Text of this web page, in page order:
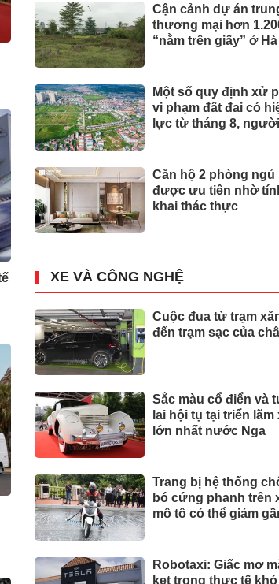
Cận cảnh dự án
thương mại hơn
“nằm trên giấy” ở
Một số quy định xử
vi phạm đất đai có
lực từ tháng 8,
Căn hộ 2 phòng ngủ
được ưu tiên nhờ
khai thác thực
XE VÀ CÔNG NGHỆ
Cuộc đua từ trạm
đến trạm sạc của
Sắc màu cổ điển và
lai hội tụ tại triển lãm
lớn nhất nước Nga
Trang bị hệ thống
bó cứng phanh trên
mô tô có thể giảm
Robotaxi: Giấc mơ
kẹt trong thực tế khó